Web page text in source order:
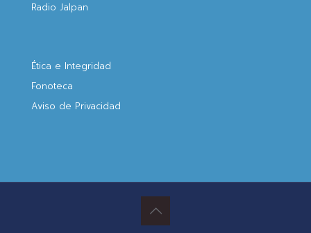
Radio Jalpan
Ética e Integridad
Fonoteca
Aviso de Privacidad